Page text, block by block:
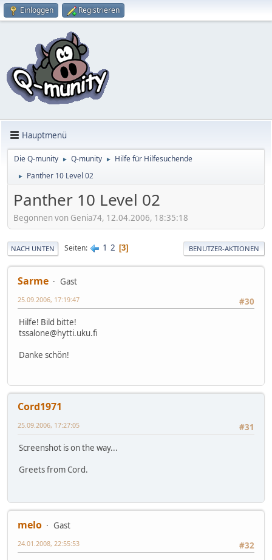
Einloggen Registrieren
Hauptmenü
Die Q-munity ► Q-munity ► Hilfe für Hilfesuchende
► Panther 10 Level 02
Panther 10 Level 02
Begonnen von Genia74, 12.04.2006, 18:35:18
NACH UNTEN Seiten 1 2 3 BENUTZER-AKTIONEN
Sarme
Gast
#30
25.09.2006, 17:19:47
Hilfe! Bild bitte!
tssalone@hytti.uku.fi
Danke schön!
Cord1971
#31
25.09.2006, 17:27:05
Screenshot is on the way...
Greets from Cord.
melo
Gast
#32
24.01.2008, 22:55:53